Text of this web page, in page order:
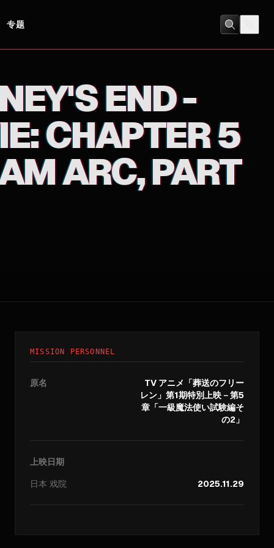
专题
END -
CHAPTER 5
ARC, PART
PART 2 冒險/ 動畫
MISSION PERSONNEL
原名
TV アニメ「葬送のフリー
レン」第1期特別上映－第5
章「一級魔法使い試験編そ
の2」
上映日期
日本 戏院 2025.11.29